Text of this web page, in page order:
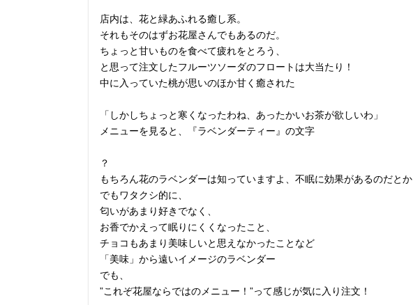
店内は、花と緑あふれる癒し系。
それもそのはずお花屋さんでもあるのだ。
ちょっと甘いものを食べて疲れをとろう、
と思って注文したフルーツソーダのフロートは大当たり！
中に入っていた桃が思いのほか甘く癒された
「しかしちょっと寒くなったわね、あったかいお茶が欲しいわ」
メニューを見ると、『ラベンダーティー』の文字
？
もちろん花のラベンダーは知っていますよ、不眠に効果があるのだとか
でもワタクシ的に、
匂いがあまり好きでなく、
お香でかえって眠りにくくなったこと、
チョコもあまり美味しいと思えなかったことなど
「美味」から遠いイメージのラベンダー
でも、
”これぞ花屋ならではのメニュー！”って感じが気に入り注文！